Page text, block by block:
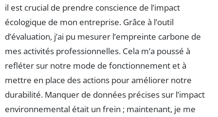
il est crucial de prendre conscience de l’impact
écologique de mon entreprise. Grâce à l’outil
d’évaluation, j’ai pu mesurer l’empreinte carbone de
mes activités professionnelles. Cela m’a poussé à
refléter sur notre mode de fonctionnement et à
mettre en place des actions pour améliorer notre
durabilité. Manquer de données précises sur l’impact
environnemental était un frein ; maintenant, je me